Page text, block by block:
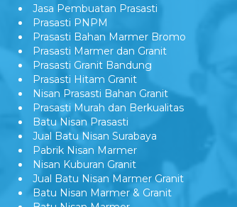
Prasasti Bahan Marmer Murah
Jasa Pembuatan Prasasti
Prasasti PNPM
Prasasti Bahan Marmer Bromo
Prasasti Marmer dan Granit
Prasasti Granit Bandung
Prasasti Hitam Granit
Nisan Prasasti Bahan Granit
Prasasti Murah dan Berkualitas
Batu Nisan Prasasti
Jual Batu Nisan Surabaya
Pabrik Nisan Marmer
Nisan Kuburan Granit
Jual Batu Nisan Marmer Granit